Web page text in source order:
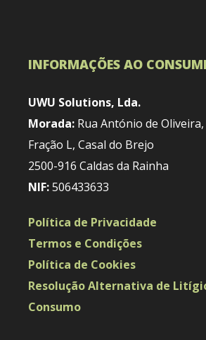
INFORMAÇÕES AO
UWU Solutions, Lda.
Morada: Rua António de Oliveira,
Fração L, Casal do Brejo
2500-916 Caldas da Rainha
NIF:506433633
Política de Privacidade
Termos e Condições
Política de Cookies
Resolução Alternativa de
Consumo